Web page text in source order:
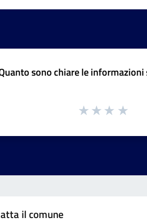
sono chiare le informazioni
il comune